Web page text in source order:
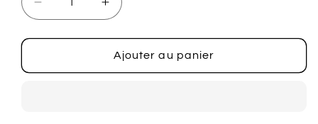
Réduire
la
quantité
Vers
Augmenter
la
quantité
de
Vers
Ajouter au panier